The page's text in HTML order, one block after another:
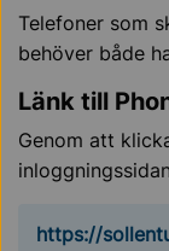
Telefoner som
behöver både
Länk till
Genom att
https://